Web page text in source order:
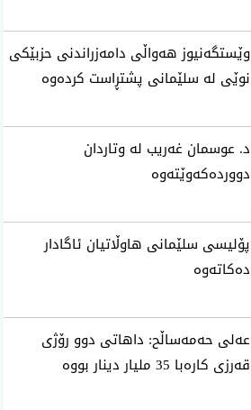
وێستگەنیوز هەواڵی دامەزراندنی حزبێکی
نوێی لە سلێمانی پشتڕاست کردەوە
د. عوسمان غەریب لە وتاردان
دووردەکەوێتەوە
پۆلیسی سلێمانی هاوڵاتیان ئاگادار
ده‌كاته‌وه‌
عه‌لی حه‌مه‌ساڵح: داهاتی دوو رۆژی
قه‌رزی كاره‌با 35 ملیار دینار بووه‌